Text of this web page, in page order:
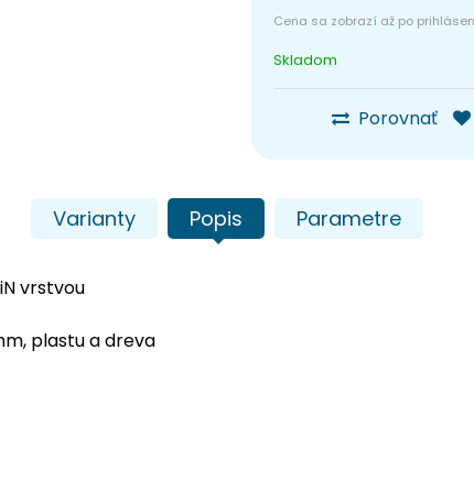
Skladom
Porovnať
Varianty Popis Parametre
vrstvou
plastu a dreva